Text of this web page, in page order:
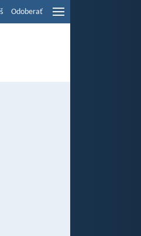
Odoberať